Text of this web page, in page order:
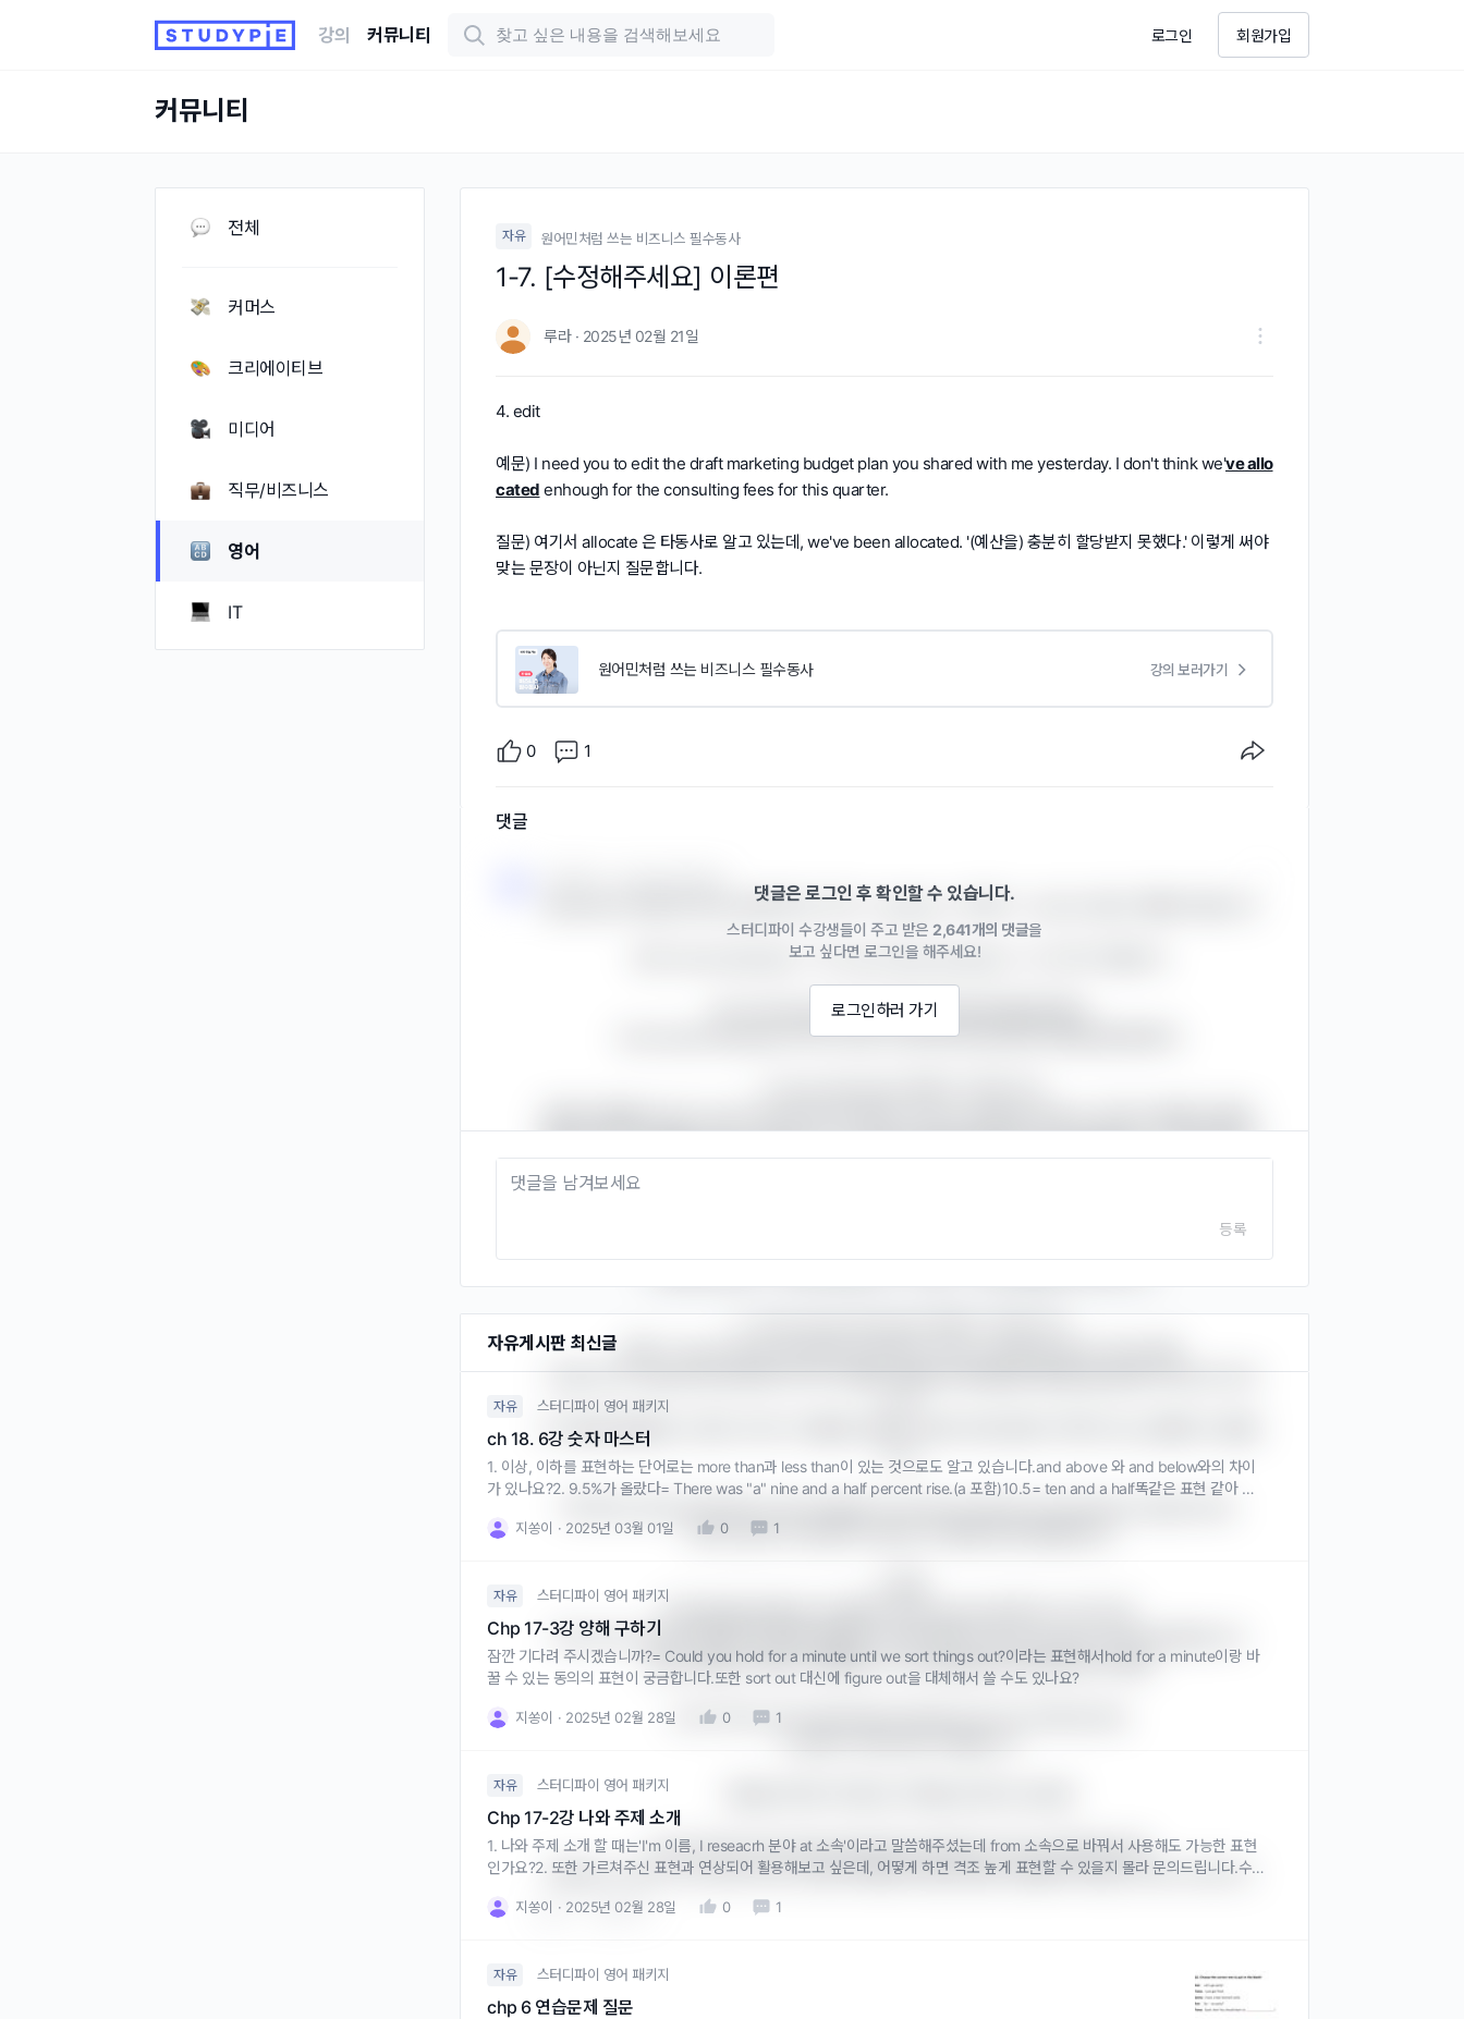
강의 커뮤니티 로그인 회원가입
커뮤니티
전체
커머스
크리에이티브
미디어
직무/비즈니스
영어
IT
자유 원어민처럼 쓰는 비즈니스 필수동사
1-7. [수정해주세요] 이론편
루라 · 2025년 02월 21일
4. edit
예문) I need you to edit the draft marketing budget plan you shared with me yesterday. I don't think we've allo
cated enhough for the consulting fees for this quarter.
질문) 여기서 allocate 은 타동사로 알고 있는데, we've been allocated. '(예산을) 충분히 할당받지 못했다.' 이렇게 써야
맞는 문장이 아닌지 질문합니다.
원어민처럼 쓰는 비즈니스 필수동사 강의 보러가기
0 1
댓글
“allocate”는 타동사이므로, 일반적으로 “주어 + allocate + 목적어 + (to/for+대상)” 형태가 맞습니다.
다만 “we’ve allocated ~”과 “we’ve been allocated ~”는 의미가 다릅니다.
we’ve allocated: 우리가 직접 예산을 배정(할당)했다.
we’ve been allocated: 우리가 (상위 부서/외부 등으로부터) 예산을 할당받았다.
“(다른 부서나 상급자 등으로부터) 우리가 컨설팅 비용을 위해 충분한 예산을 할당받았다”라는 뜻이 됩
즉, 예산을 배정받는 수동의 의미이기 때문에, 말하는 사람이 예산 편성의 주체가 아닌 상황에서 사용합
니다.
(우리는 재무 부서로부터 다음 분기 예산을 새로 배정받았다.)
상위 부서나 다른 주체로부터 예산을 배정받는 입장이라면 “(we) have been allocated”를 씁니다.
따라서 원문의 맥락상, 마케팅팀 스스로 예산안을 작성/조정하고 있다면,
I don’t think we’ve allocated enough for the consulting fees.
I don’t think we’ve been allocated enough for the consulting fees.
처럼 쓸 수 있으나, 이는 상위 부서나 다른 주체로부터 받은 예산이 충분하지 않다는 뉘앙스가 됩니다.
0 답글 쓰기
댓글은 로그인 후 확인할 수 있습니다.
스터디파이 수강생들이 주고 받은 2,641개의 댓글을
보고 싶다면 로그인을 해주세요!
로그인하러 가기
등록
자유게시판 최신글
자유 스터디파이 영어 패키지
ch 18. 6강 숫자 마스터
1. 이상, 이하를 표현하는 단어로는 more than과 less than이 있는 것으로도 알고 있습니다.and above 와 and below와의 차이
가 있나요?2. 9.5%가 올랐다= There was "a" nine and a half percent rise.(a 포함)10.5= ten and a half똑같은 표현 같아 보
지쏭이 2025년 03월 01일 0 1
자유 스터디파이 영어 패키지
Chp 17-3강 양해 구하기
잠깐 기다려 주시겠습니까?= Could you hold for a minute until we sort things out?이라는 표현해서hold for a minute이랑 바
꿀 수 있는 동의의 표현이 궁금합니다.또한 sort out 대신에 figure out을 대체해서 쓸 수도 있나요?
지쏭이 2025년 02월 28일 0 1
자유 스터디파이 영어 패키지
Chp 17-2강 나와 주제 소개
1. 나와 주제 소개 할 때는'I'm 이름, I reseacrh 분야 at 소속'이라고 말씀해주셨는데 from 소속으로 바꿔서 사용해도 가능한 표현
인가요?2. 또한 가르쳐주신 표현과 연상되어 활용해보고 싶은데, 어떻게 하면 격조 높게 표현할 수 있을지 몰라 문의드립니다.수
지쏭이 2025년 02월 28일 0 1
자유 스터디파이 영어 패키지
chp 6 연습문제 질문